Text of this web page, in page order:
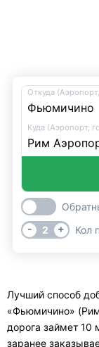
в
Откуда
Куда (Аэропорт,
-
2 + Кол
Лучший способ
«Фьюмичино»
дорога займет 10
заранее